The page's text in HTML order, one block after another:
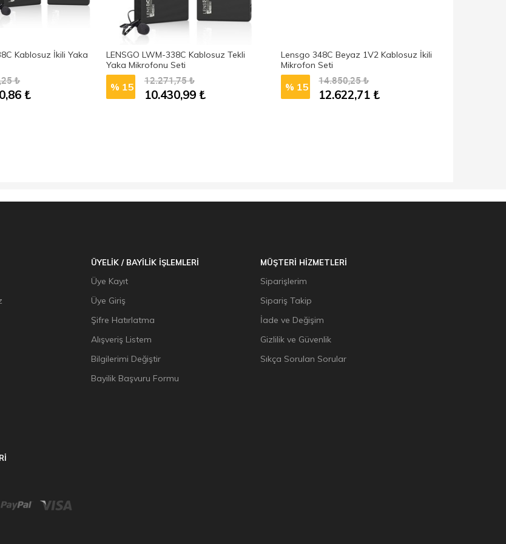
Kablosuz İkili Yaka
₺
₺
LENSGO LWM-338C Kablosuz Tekli
Yaka Mikrofonu Seti
% 15 12.271,75₺
10.430,99₺
Lensgo 348C Beyaz 1V2 Kablosuz İkili
Mikrofon Seti
% 15 14.850,25₺
12.622,71 ₺
ÜYELİK / BAYİLİK İŞLEMLERİ
Üye Kayıt
Üye Giriş
Şifre Hatırlatma
Alışveriş Listem
Bilgilerimi Değiştir
Bayilik Başvuru Formu
MÜŞTERİ HİZMETLERİ
Siparişlerim
Sipariş Takip
İade ve Değişim
Gizlilik ve Güvenlik
Sıkça Sorulan Sorular